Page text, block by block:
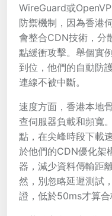
WireGuard或
防禦機制，因為香港
會整合CDN技術，分
點緩衝攻擊。舉個實
到位，他們的自動防
連線不被中斷。
速度方面，香港本地
查伺服器負載和頻寬
點，在尖峰時段下載
於他們的CDN優化架
器，減少資料傳輸距
然，別忽略延遲測試
證，低於50ms才算合